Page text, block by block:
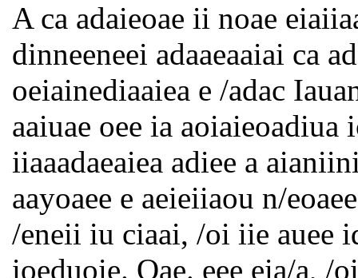
A ca adaieoae ii noae
dinneeneei adaaeaaiai ca
oeiainediaaiea e /adac
aaiuae oee ia
iiaaadaeaiea adiee a
aayoaee e aeieiiaou n/
/eneii iu ciaai, /oi iie auee
ioeduoie. Oae. eee eia/a, /